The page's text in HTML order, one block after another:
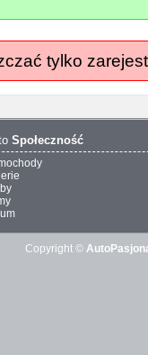
tylko
Społeczność
Copyright ©